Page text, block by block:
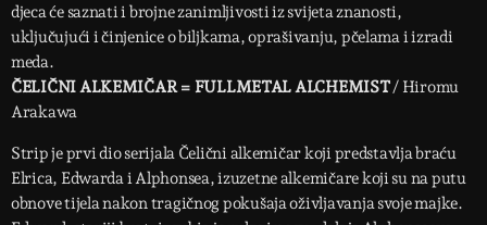
djeca će saznati i brojne zanimljivosti iz svijeta znanosti,
uključujući i činjenice o biljkama, oprašivanju, pčelama i izradi
meda.
ČELIČNI ALKEMIČAR = FULLMETAL ALCHEMIST/ Hiromu
Arakawa
Strip je prvi dio serijala Čelični alkemičar koji predstavlja braću
Elrica, Edwarda i Alphonsea, izuzetne alkemičare koji su na putu
obnove tijela nakon tragičnog pokušaja oživljavanja svoje majke.